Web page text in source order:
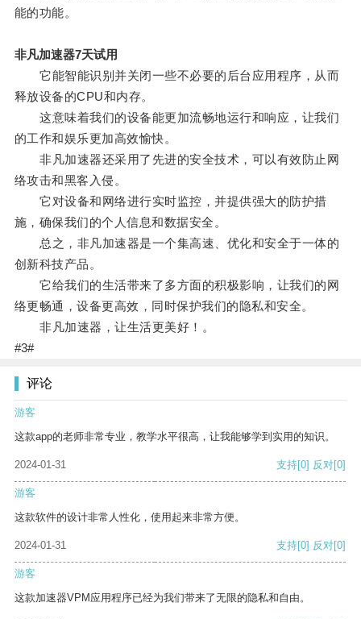
能的功能。
非凡加速器7天试用
它能智能识别并关闭一些不必要的后台应用程序，从而
释放设备的CPU和内存。
这意味着我们的设备能更加流畅地运行和响应，让我们
的工作和娱乐更加高效愉快。
非凡加速器还采用了先进的安全技术，可以有效防止网
络攻击和黑客入侵。
它对设备和网络进行实时监控，并提供强大的防护措
施，确保我们的个人信息和数据安全。
总之，非凡加速器是一个集高速、优化和安全于一体的
创新科技产品。
它给我们的生活带来了多方面的积极影响，让我们的网
络更畅通，设备更高效，同时保护我们的隐私和安全。
非凡加速器，让生活更美好！。
#3#
评论
游客
这款app的老师非常专业，教学水平很高，让我能够学到实用的知识。
2024-01-31 支持[0] 反对[0]
游客
这款软件的设计非常人性化，使用起来非常方便。
2024-01-31 支持[0] 反对[0]
游客
这款加速器VPM应用程序已经为我们带来了无限的隐私和自由。